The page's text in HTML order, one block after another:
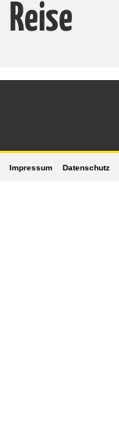
Reise
Impressum Datenschutz